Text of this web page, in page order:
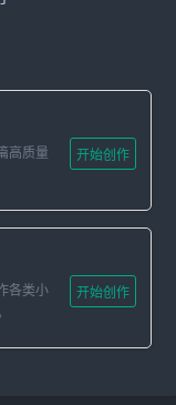
明白领导的立场
听众能够 easily
要善于运用事
的说服力。
存在的问题和矛
贴近群众，关注
引起群众的共
高质量
开始创作
各类小
开始创作